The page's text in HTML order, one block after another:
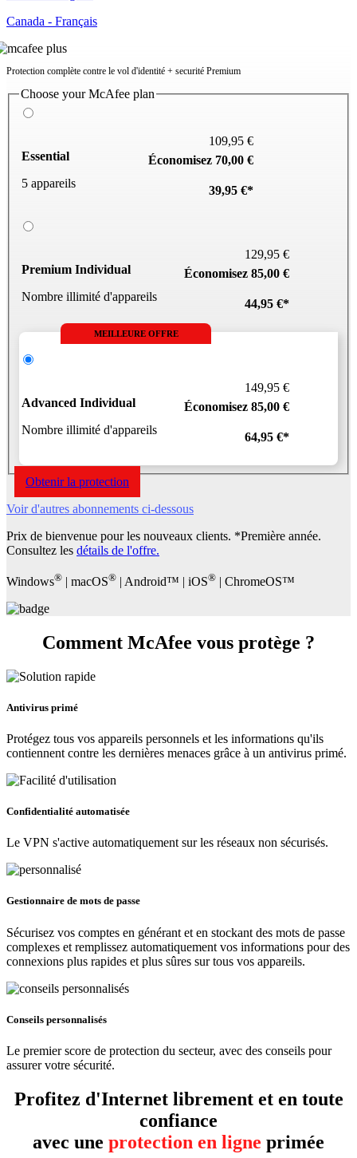
Canada - Français
Protection complète contre le vol d'identité + securité Premium
Choose your McAfee plan
Essential
5 appareils
109,95 €
Économisez 70,00 €
39,95 €*
Premium Individual
Nombre illimité d'appareils
129,95 €
Économisez 85,00 €
44,95 €*
MEILLEURE OFFRE
Advanced Individual
Nombre illimité d'appareils
149,95 €
Économisez 85,00 €
64,95 €*
Obtenir la protection
Voir d'autres abonnements ci-dessous
Prix de bienvenue pour les nouveaux clients. *Première année.
Consultez les détails de l'offre.
Windows® | macOS® | Android™ | iOS® | ChromeOS™
Comment McAfee vous protège ?
Antivirus primé
Protégez tous vos appareils personnels et les informations qu'ils
contiennent contre les dernières menaces grâce à un antivirus primé.
Confidentialité automatisée
Le VPN s'active automatiquement sur les réseaux non sécurisés.
Gestionnaire de mots de passe
Sécurisez vos comptes en générant et en stockant des mots de passe
complexes et remplissez automatiquement vos informations pour des
connexions plus rapides et plus sûres sur tous vos appareils.
Conseils personnalisés
Le premierscore de protection du secteur, avec des conseils pour
assurer votre sécurité.
Profitez d'Internet librement et en toute
confiance
avec une protection en ligne primée